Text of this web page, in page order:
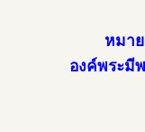
หมา
องค์พระมี